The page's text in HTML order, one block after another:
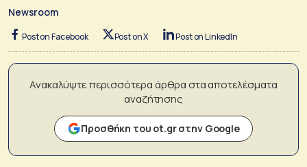
Newsroom
Post on Facebook Post on X Post on LinkedIn
Ανακαλύψτε περισσότερα άρθρα στα αποτελέσματα
αναζήτησης
Προσθήκη του ot.gr στην Google